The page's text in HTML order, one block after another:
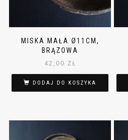
MISKA MAŁA Ø11CM,
BRĄZOWA
42,00 ZŁ
DODAJ DO KOSZYKA